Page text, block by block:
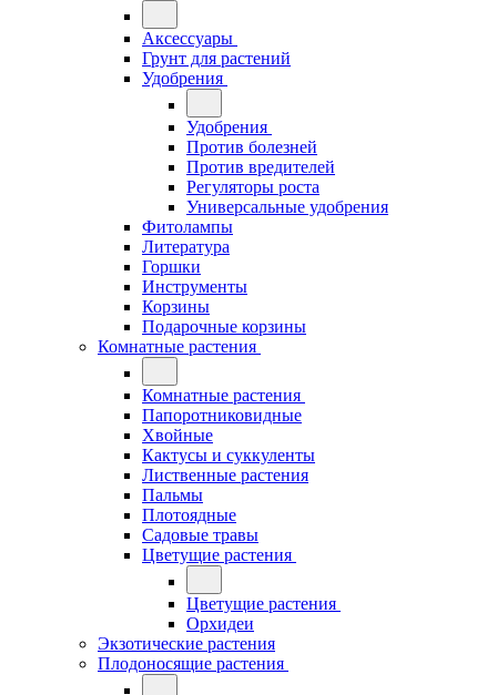
Аксессуары
Грунт для растений
Удобрения
Удобрения
Против болезней
Против вредителей
Регуляторы роста
Универсальные удобрения
Фитолампы
Литература
Горшки
Инструменты
Корзины
Подарочные корзины
Комнатные растения
Комнатные растения
Папоротниковидные
Хвойные
Кактусы и суккуленты
Лиственные растения
Пальмы
Плотоядные
Садовые травы
Цветущие растения
Цветущие растения
Орхидеи
Экзотические растения
Плодоносящие растения